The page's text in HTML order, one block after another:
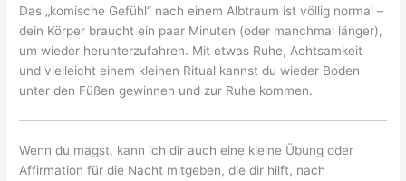
Das „komische Gefühl“ nach einem Albtraum ist völlig normal –
dein Körper braucht ein paar Minuten (oder manchmal länger),
um wieder herunterzufahren. Mit etwas Ruhe, Achtsamkeit
und vielleicht einem kleinen Ritual kannst du wieder Boden
unter den Füßen gewinnen und zur Ruhe kommen.
Wenn du magst, kann ich dir auch eine kleine Übung oder
Affirmation für die Nacht mitgeben, die dir hilft, nach